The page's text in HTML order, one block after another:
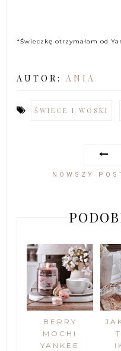
*Świeczkę otrzymałam od
AUTOR:ANIA
ŚWIECE I WOSKI
NOWSZY
BERRY
MOCHI
YANKEE